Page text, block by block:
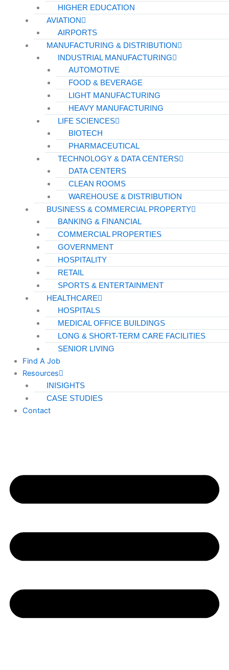
HIGHER EDUCATION
AVIATION
AIRPORTS
MANUFACTURING & DISTRIBUTION
INDUSTRIAL MANUFACTURING
AUTOMOTIVE
FOOD & BEVERAGE
LIGHT MANUFACTURING
HEAVY MANUFACTURING
LIFE SCIENCES
BIOTECH
PHARMACEUTICAL
TECHNOLOGY & DATA CENTERS
DATA CENTERS
CLEAN ROOMS
WAREHOUSE & DISTRIBUTION
BUSINESS & COMMERCIAL PROPERTY
BANKING & FINANCIAL
COMMERCIAL PROPERTIES
GOVERNMENT
HOSPITALITY
RETAIL
SPORTS & ENTERTAINMENT
HEALTHCARE
HOSPITALS
MEDICAL OFFICE BUILDINGS
LONG & SHORT-TERM CARE FACILITIES
SENIOR LIVING
Find A Job
Resources
INISIGHTS
CASE STUDIES
Contact